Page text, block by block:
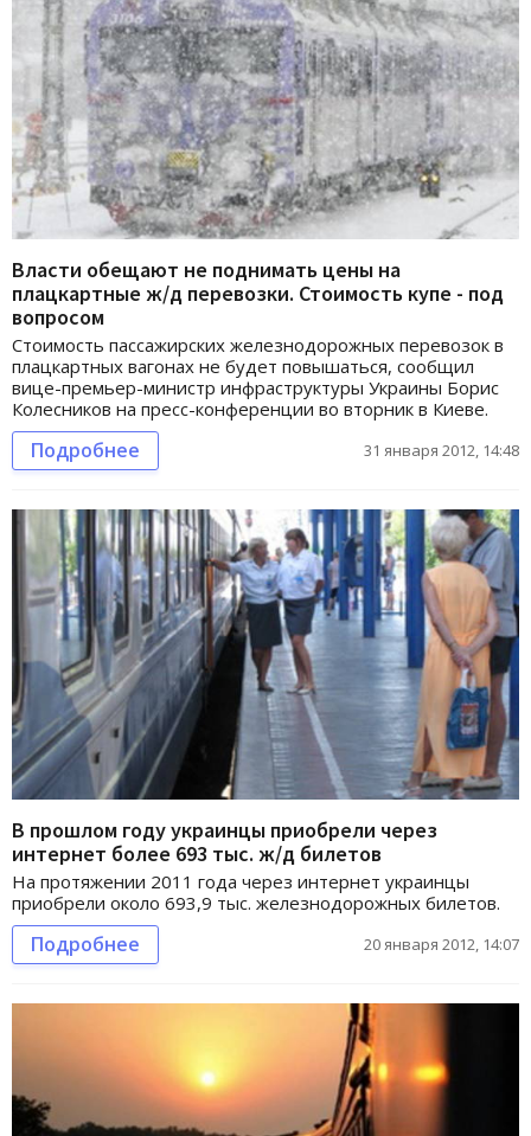
Власти обещают не поднимать цены на
плацкартные ж/д перевозки. Стоимость купе - под
вопросом
Стоимость пассажирских железнодорожных перевозок в
плацкартных вагонах не будет повышаться, сообщил
вице-премьер-министр инфраструктуры Украины Борис
Колесников на пресс-конференции во вторник в Киеве.
Подробнее 31 января 2012, 14:48
В прошлом году украинцы приобрели через
интернет более 693 тыс. ж/д билетов
На протяжении 2011 года через интернет украинцы
приобрели около 693,9 тыс. железнодорожных билетов.
Подробнее 20 января 2012, 14:07